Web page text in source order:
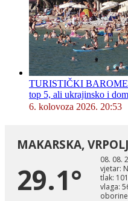
TURISTIČKI
top 5, ali ukrajinsko i
6. kolovoza 2026. 20:53